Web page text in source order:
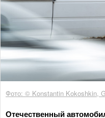
Фото: © Konstantin Kokoshkin,
Отечественный